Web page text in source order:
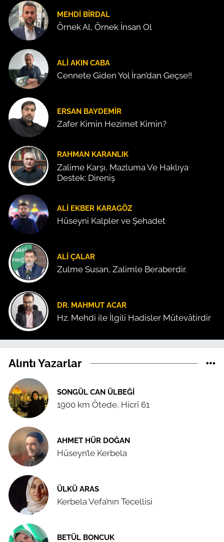
MEHDI BIRDAL
Örnek Al, Örnek İnsan Ol
ALI AKIN CABA
Cennete Giden Yol İran’dan Geçse!!
ERSAN BAYDEMIR
Zafer Kimin Hezimet Kimin?
RAHMAN KARANLIK
Zalime Karşı, Mazluma Ve Haklıya
Destek: Direniş
ALI EKBER KARAGÖZ
Hüseyni Kalpler ve Şehadet
ALI ÇALAR
Zulme Susan, Zalimle Beraberdir.
DR. MAHMUT ACAR
Hz. Mehdi ile İlgili Hadisler Mütevâtirdir
Alıntı Yazarlar
SONGÜL CAN ÜLBEĞI
1900 km Ötede, Hicrî 61
AHMET HÜR DOĞAN
Hüseyn’le Kerbela
ÜLKÜ ARAS
Kerbela Vefa’nın Tecellisi
BETÜL BONCUK